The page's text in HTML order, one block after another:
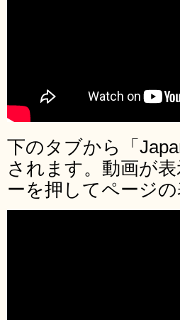
下のタブから「
されます。動画が
ーを押してページ